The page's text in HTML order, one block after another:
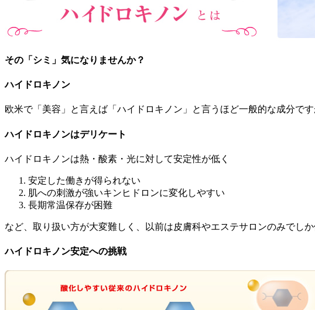
その「シミ」気になりませんか？
ハイドロキノン
欧米で「美容」と言えば「ハイドロキノン」と言うほど一般的な成分
ハイドロキノンはデリケート
ハイドロキノンは熱・酸素・光に対して安定性が低く
安定した働きが得られない
肌への刺激が強いキンヒドロンに変化しやすい
長期常温保存が困難
など、取り扱い方が大変難しく、以前は皮膚科やエステサロンのみでしか
ハイドロキノン安定への挑戦